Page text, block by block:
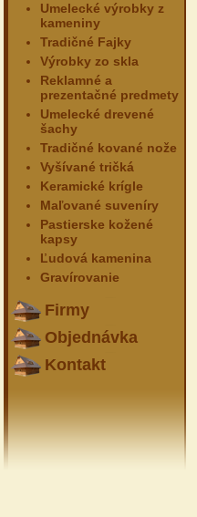
Umelecké výrobky z
kameniny
Tradičné Fajky
Výrobky zo skla
Reklamné a
prezentačné predmety
Umelecké drevené
šachy
Tradičné kované nože
Vyšívané tričká
Keramické krígle
Maľované suveníry
Pastierske kožené
kapsy
Ľudová kamenina
Gravírovanie
Firmy
Objednávka
Kontakt